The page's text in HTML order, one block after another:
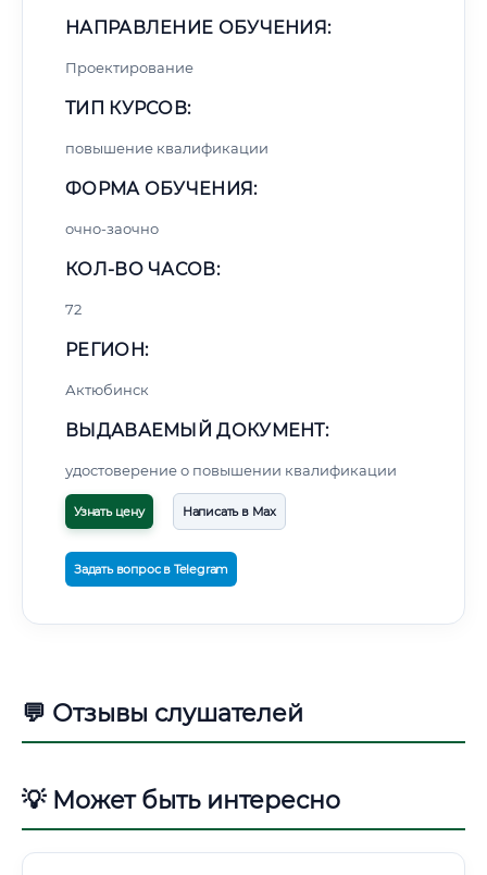
НАПРАВЛЕНИЕ ОБУЧЕНИЯ:
Проектирование
ТИП КУРСОВ:
повышение квалификации
ФОРМА ОБУЧЕНИЯ:
очно-заочно
КОЛ-ВО ЧАСОВ:
72
РЕГИОН:
Актюбинск
ВЫДАВАЕМЫЙ ДОКУМЕНТ:
удостоверение о повышении квалификации
Узнать цену Написать в Max
Задать вопрос в Telegram
💬 Отзывы слушателей
💡 Может быть интересно